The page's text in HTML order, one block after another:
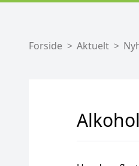
Forside Aktuelt